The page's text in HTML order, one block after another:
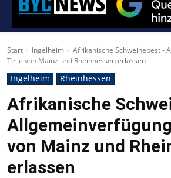
Start Ingelheim
Afrikanische Schweinepest -
Teile von Mainz und Rheinhessen erlassen
Ingelheim Rheinhessen
Afrikanische
von Mainz und
erlassen